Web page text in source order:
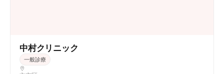
中村クリニック
一般診療